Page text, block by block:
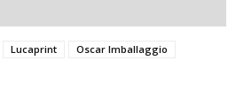
Lucaprint
Oscar Imballaggio